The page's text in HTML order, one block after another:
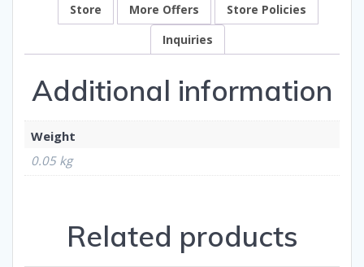
Store
More Offers
Store Policies
Inquiries
Additional information
Weight
0.05 kg
Related products